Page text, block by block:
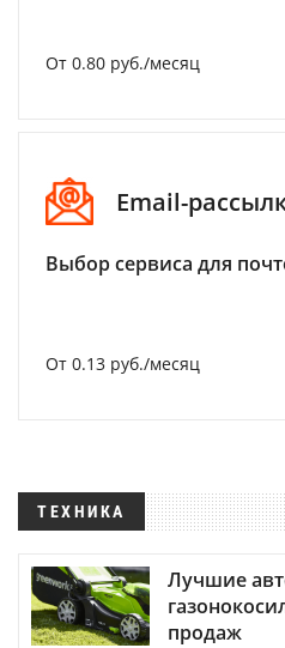
От 0.80 руб./месяц
Email-
Выбор сервиса для
От 0.13 руб./месяц
ТЕХНИКА
Лучшие
продаж